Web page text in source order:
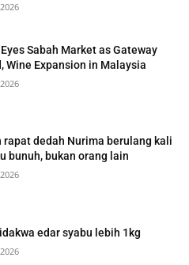
Sabah Market as Gateway
Wine Expansion in Malaysia
rapat dedah Nurima berulang kali
bunuh, bukan orang lain
edar syabu lebih 1kg